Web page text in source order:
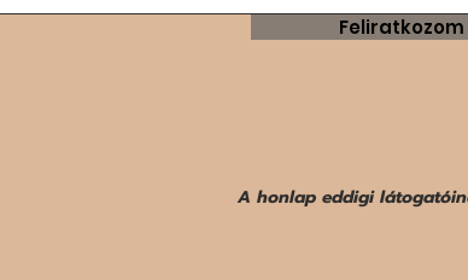
Feliratkozom
A honlap eddigi